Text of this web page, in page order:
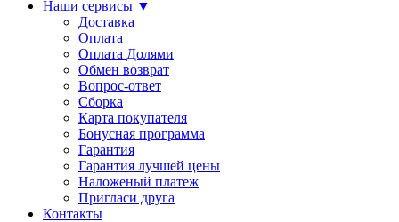
Наши сервисы ▼
Доставка
Оплата
Оплата Долями
Обмен возврат
Вопрос-ответ
Сборка
Карта покупателя
Бонусная программа
Гарантия
Гарантия лучшей цены
Наложеный платеж
Пригласи друга
Контакты